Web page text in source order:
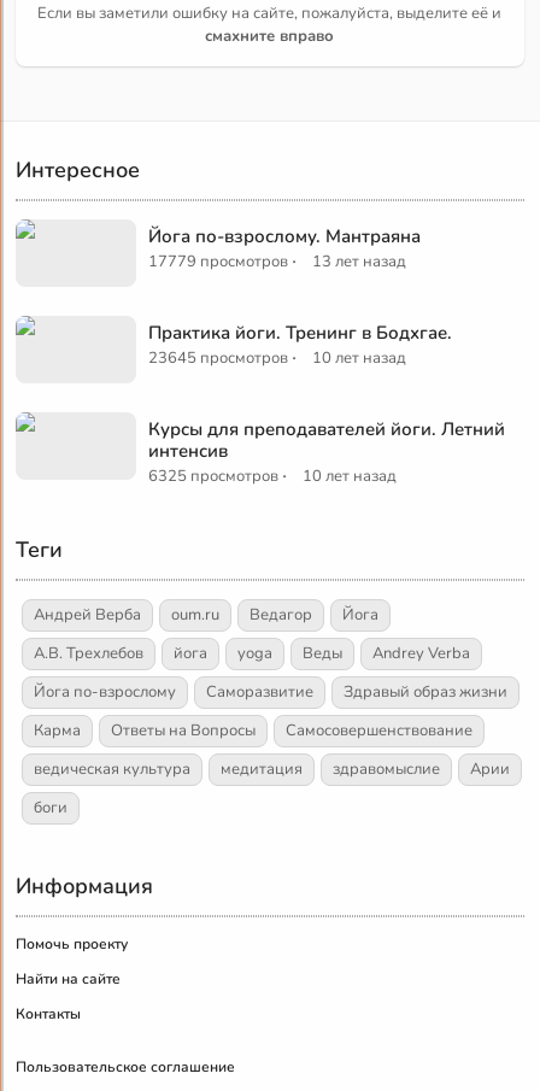
Если вы заметили ошибку на сайте, пожалуйста, выделите её и
смахните вправо
Интересное
Йога по-взрослому. Мантраяна
17779 просмотров · 13 лет назад
Практика йоги. Тренинг в Бодхгае.
23645 просмотров · 10 лет назад
Курсы для преподавателей йоги. Летний
интенсив
6325 просмотров · 10 лет назад
Теги
Андрей Верба oum.ru Ведагор
Йога
А.В. Трехлебов
йога yoga Веды
Andrey Verba
Йога по-взрослому
Саморазвитие
Здравый образ жизни
Карма
Ответы на Вопросы
Самосовершенствование
ведическая культура
медитация здравомыслие
Арии
боги
Информация
Помочь проекту
Найти на сайте
Контакты
Пользовательское соглашение